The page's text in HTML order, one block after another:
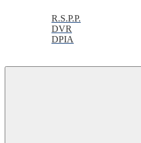
R.S.P.P.
DVR
DPIA